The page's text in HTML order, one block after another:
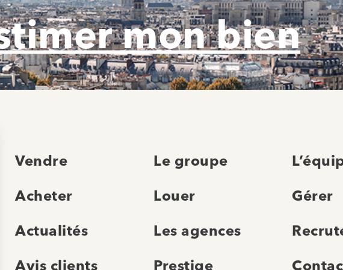
mon bien
Vendre Le groupe
Acheter Louer Gérer
Actualités Les agences